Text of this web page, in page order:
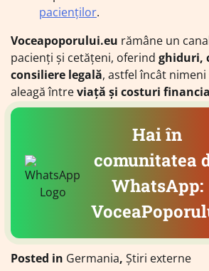
pacienților.
Voceapoporului.eu rămâne un
pacienți și cetățeni, oferind ghiduri,
consiliere legală, astfel încât
aleagă întreviață și costuri
Hai în
comunitatea
WhatsApp:
Posted in Germania, Știri externe